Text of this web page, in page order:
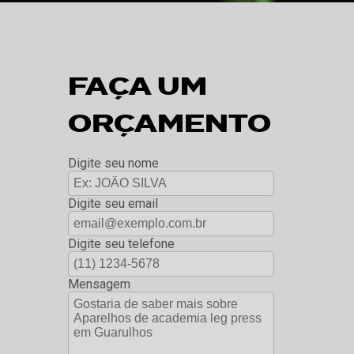
FAÇA UM
ORÇAMENTO
Digite seu nome
Digite seu email
Digite seu telefone
Mensagem